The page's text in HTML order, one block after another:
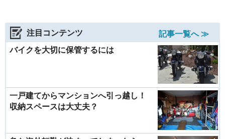
注目コンテンツ
記事一覧へ ≫
バイクを大切に保管するには
一戸建てからマンションへ引っ越し！
収納スペースは大丈夫？